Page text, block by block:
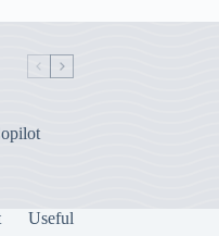
Useful